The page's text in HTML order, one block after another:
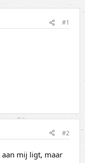
#1
#2
aan mij ligt, maar